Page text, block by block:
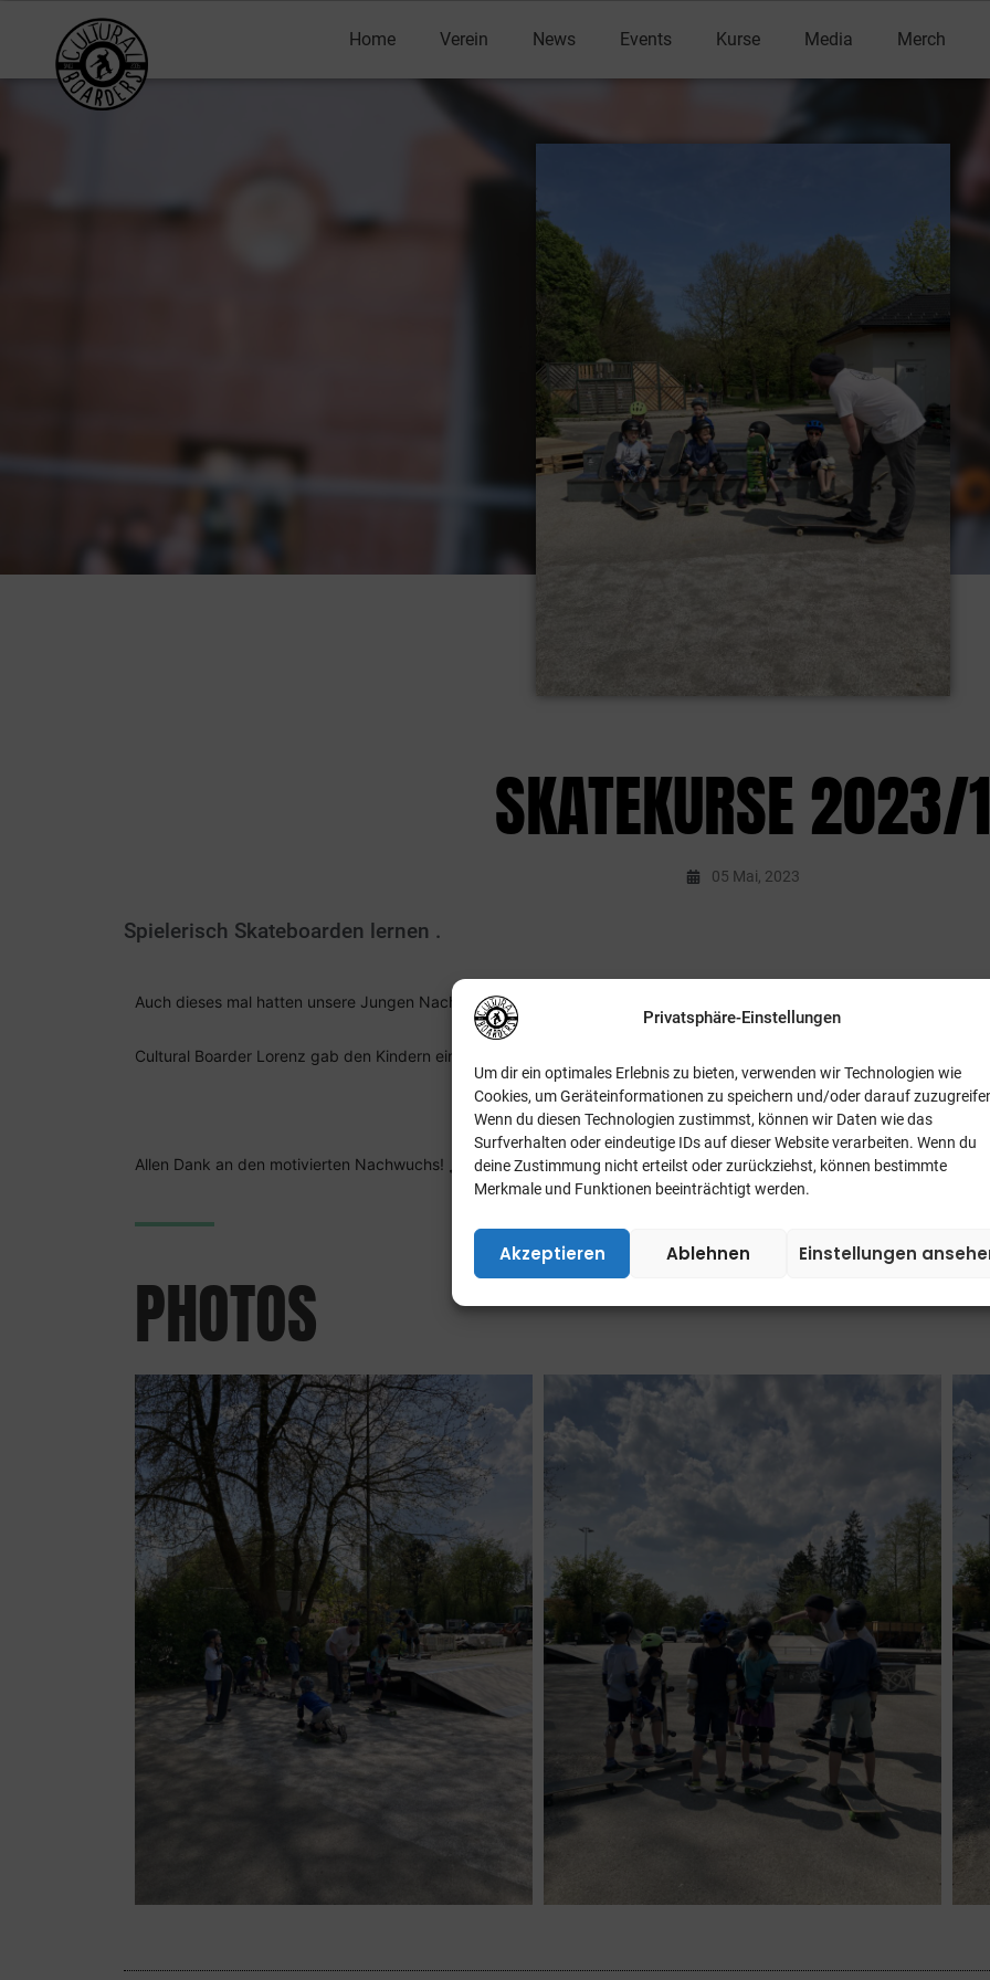
Privatsphäre-Einstellungen
Um dir ein optimales Erlebnis zu bieten, verwenden wir Technologien wie
Cookies, um Geräteinformationen zu speichern und/oder darauf
Wenn du diesen Technologien zustimmst, können wir Daten wie das
Surfverhalten oder eindeutige IDs auf dieser Website verarbeiten. Wenn du
deine Zustimmung nicht erteilst oder zurückziehst, können bestimmte
Merkmale und Funktionen beeinträchtigt werden.
Akzeptieren Ablehnen Einstellungen
Home Verein News Events Kurse Media Merch
SKATEKURSE 2023/1
05 Mai, 2023
Spielerisch Skateboarden lernen .
Auch dieses mal hatten unsere Jungen Nachwuchs-Skateboarder viel Spaß beim skaten.
Cultural Boarder Lorenz gab den Kindern einen Einblick in die wundervolle Welt des Skateboardens.
Allen Dank an den motivierten Nachwuchs! 🛹🤘🏼
PHOTOS